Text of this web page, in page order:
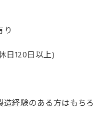
り
日120日以上)
経験のある方はもちろ